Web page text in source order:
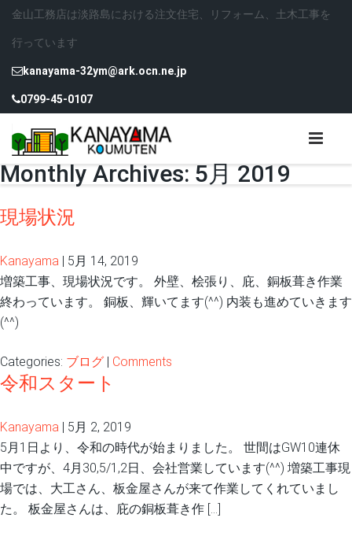
金山工務店は淡路島における注文住宅、リフォーム、土木工事を
行っています
kanayama-32ym@ark.ocn.ne.jp
0799-45-0107
Monthly Archives: 5月 2019
現場状況
Kanayama | 5月 14, 2019
増築工事、現場状況です。 外壁、桧張り、庇、銅板葺き作業
終わっています。 銅板、輝いてます(^^) 内装も進めていきます
(^^)
Categories: ブログ | Comments
令和スタート
Kanayama | 5月 2, 2019
5月1日より、令和の時代が始まりました。 世間はGW10連休
中ですが、4月30,5/1,2日、会社営業しています(^^) 増築工事現
場では、大工さん、板金屋さんが来て作業してくれていまし
た。 板金屋さんは、庇の銅板葺き作 […]